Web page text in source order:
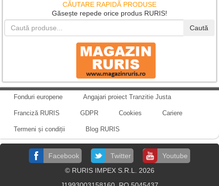
CĂUTARE RAPIDĂ PRODUSE
Găsește repede orice produs RURIS!
Caută
Fonduri europene Angajari proiect Tranzitie Justa
Franciză RURIS GDPR Cookies Cariere
Termeni și condiții Blog RURIS
Facebook Twitter
Youtube
© RURIS IMPEX S.R.L. 2026